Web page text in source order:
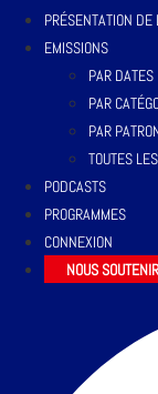
PRÉSENTATION DE
EMISSIONS
PAR DATES
PAR
PAR
TOUTES
PODCASTS
PROGRAMMES
CONNEXION
NOUS SOUTENIR